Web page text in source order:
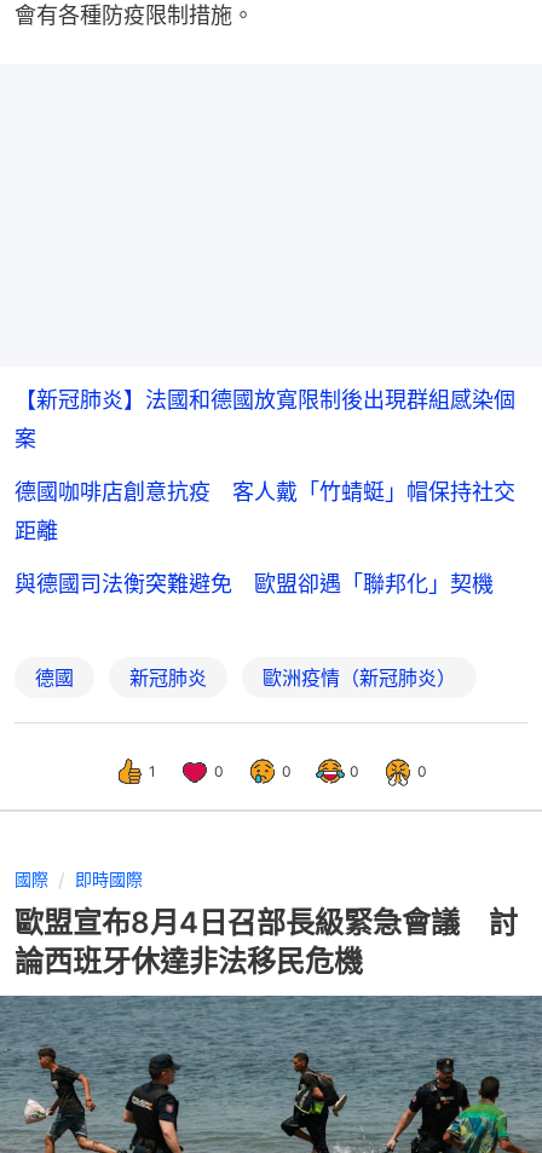
會有各種防疫限制措施。
【新冠肺炎】法國和德國放寬限制後出現群組感染個
案
德國咖啡店創意抗疫 客人戴「竹蜻蜓」帽保持社交
距離
與德國司法衡突難避免 歐盟卻遇「聯邦化」契機
德國 新冠肺炎 歐洲疫情（新冠肺炎）
1 0 0 0 0
國際 即時國際
歐盟宣布8月4日召部長級緊急會議 討
論西班牙休達非法移民危機